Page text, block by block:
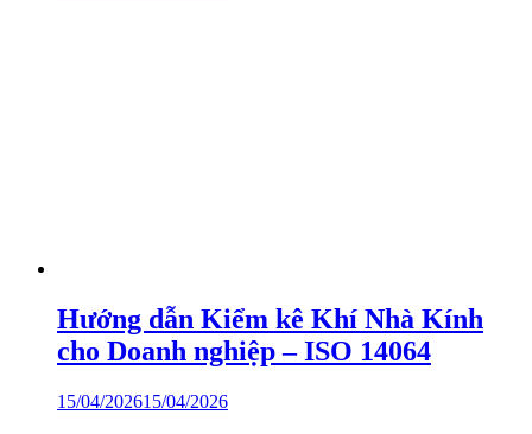
Hướng dẫn Kiểm kê Khí Nhà Kính
cho Doanh nghiệp – ISO 14064
15/04/202615/04/2026